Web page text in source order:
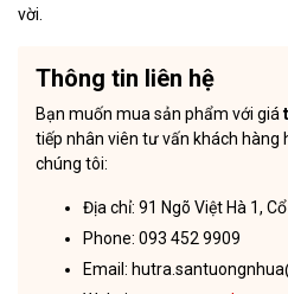
vời.
Thông tin liên hệ
Bạn muốn mua sản phẩm với giá
tiếp nhân viên tư vấn khách hàng
chúng tôi:
Địa chỉ: 91 Ngõ Việt Hà 1,
Phone: 093 452 9909
Email: